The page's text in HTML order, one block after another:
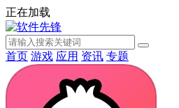
正在加载
首页 游戏 应用 资讯 专题